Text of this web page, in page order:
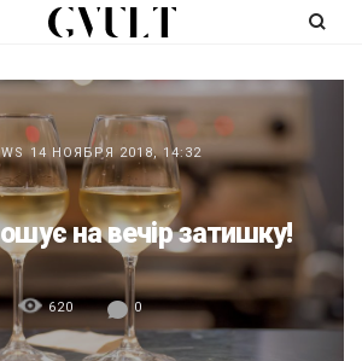
14 НОЯБРЯ 2018, 14:32
на вечір затишку!
620 0